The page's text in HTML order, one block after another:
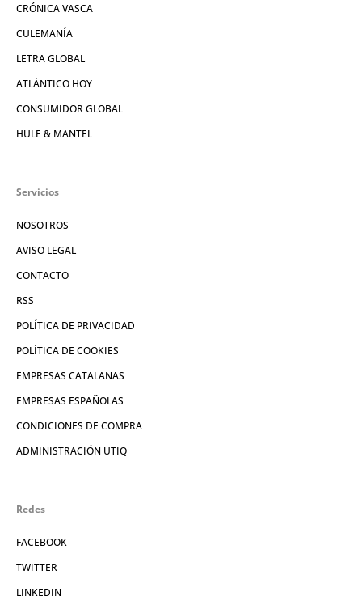
CRÓNICA VASCA
CULEMANÍA
LETRA GLOBAL
ATLÁNTICO HOY
CONSUMIDOR GLOBAL
HULE & MANTEL
Servicios
NOSOTROS
AVISO LEGAL
CONTACTO
RSS
POLÍTICA DE PRIVACIDAD
POLÍTICA DE COOKIES
EMPRESAS CATALANAS
EMPRESAS ESPAÑOLAS
CONDICIONES DE COMPRA
ADMINISTRACIÓN UTIQ
Redes
FACEBOOK
TWITTER
LINKEDIN